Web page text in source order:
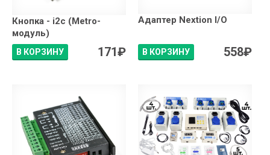
Кнопка - i2c (Metro-
модуль)
В КОРЗИНУ 171₽
Адаптер Nextion I/O
В КОРЗИНУ 558₽